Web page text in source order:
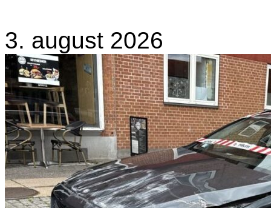
3. august 2026